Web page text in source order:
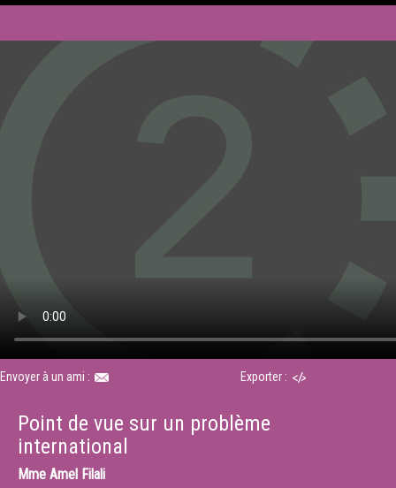
Envoyer à un ami : Exporter :
Point de vue sur un problème
international
Mme Amel Filali